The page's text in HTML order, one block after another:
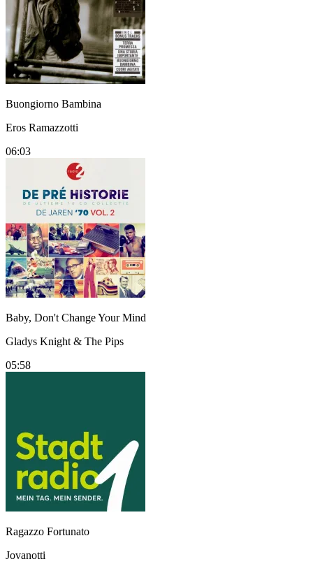
Buongiorno Bambina
Eros Ramazzotti
06:03
Baby, Don't Change Your Mind
Gladys Knight & The Pips
05:58
Ragazzo Fortunato
Jovanotti